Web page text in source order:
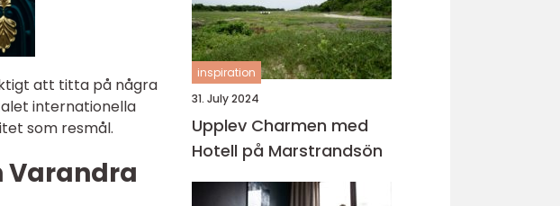
att titta på några
internationella
som resmål.
Varandra
inspiration
31. July 2024
Upplev Charmen med
Hotell på Marstrandsön